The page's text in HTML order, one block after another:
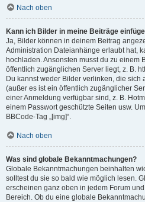
Nach oben
Kann ich Bilder in meine Beiträge
Ja, Bilder können in deinem Beitrag
Administration Dateianhänge erlaubt hat,
hochladen. Ansonsten musst du zu einem
öffentlich zugänglichen Server liegt, z. B.
Du kannst weder Bilder verlinken, die
(außer es ist ein öffentlich zugänglicher
einer Anmeldung verfügbar sind, z. B.
einem Passwort geschützte Seiten usw.
BBCode-Tag „[img]“.
Nach oben
Was sind globale Bekanntmachungen?
Globale Bekanntmachungen beinhalten
solltest du sie so bald wie möglich lesen.
erscheinen ganz oben in jedem Forum
Bereich. Ob du eine globale